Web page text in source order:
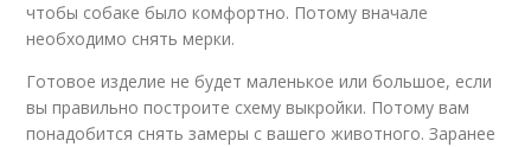
чтобы собаке было комфортно. Потому вначале
необходимо снять мерки.
Готовое изделие не будет маленькое или большое, если
вы правильно построите схему выкройки. Потому вам
понадобится снять замеры с вашего животного. Заранее